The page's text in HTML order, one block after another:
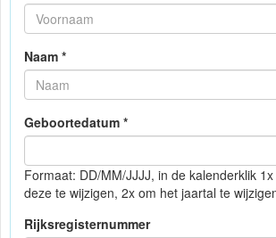
Naam *
Geboortedatum *
Formaat: DD/MM/JJJJ, in de kalenderklik
deze te wijzigen, 2x om het jaartal te
Rijksregisternummer